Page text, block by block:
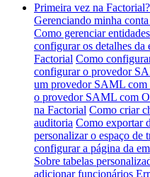
Primeira vez na
Gerenciando minha
Como gerenciar
configurar os detalhes da
Factorial Como
configurar o provedor
um provedor SAML
o provedor SAML com
na Factorial Como criar
auditoria Como exportar
personalizar o espaço de
configurar a página da
Sobre tabelas
adicionar funcionários